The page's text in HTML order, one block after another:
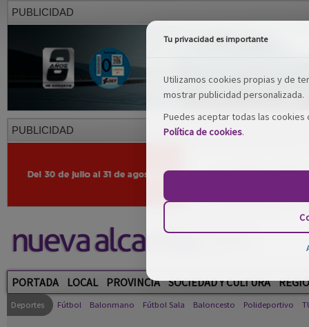
PUBLICIDAD
PUBLICIDAD
PORTADA LOCAL PROVINCIA SOCIEDAD Y CULTURA
Deportes Fútbol Balonmano Fútbol Sala Baloncesto Polideportivo
Tu privacidad es importante
Utilizamos cookies propias y de
mostrar publicidad personalizada.
Puedes aceptar todas las
Política de cookies.